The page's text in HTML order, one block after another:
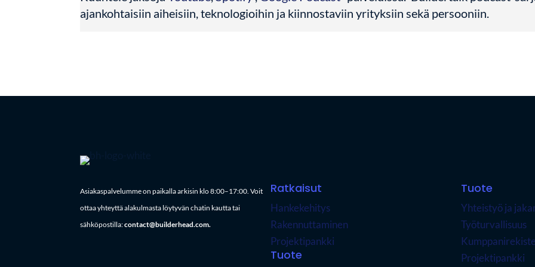
ajankohtaisiin aiheisiin, teknologioihin ja kiinnostaviin yrityksiin sekä persooniin.
Asiakaspalvelumme on paikalla arkisin klo 8:00–17:00. Voit
ottaa yhteyttä alakulmasta löytyvän chatin kautta tai
sähköpostilla:contact@builderhead.com.
Ratkaisut
Hankekehitys
Rakennuttaminen
Projektipankki
Tuote
Tuote
Yhteistyö ja
Työturvallisuus
Projektipankki